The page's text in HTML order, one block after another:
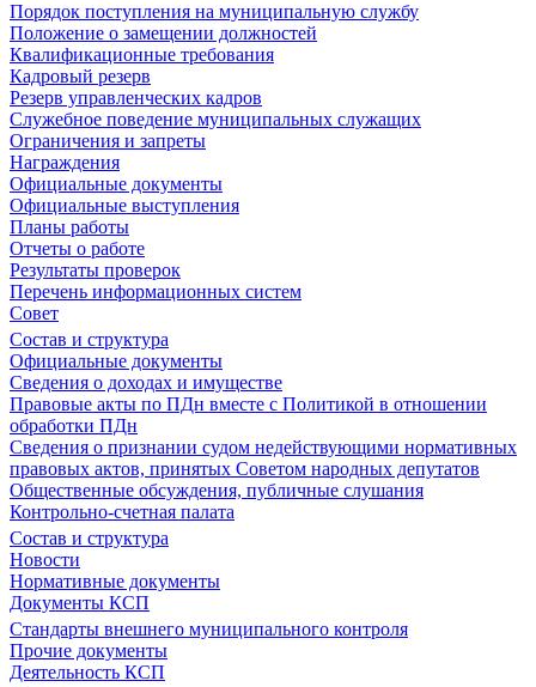
Порядок поступления на муниципальную службу
Положение о замещении должностей
Квалификационные требования
Кадровый резерв
Резерв управленческих кадров
Служебное поведение муниципальных служащих
Ограничения и запреты
Награждения
Официальные документы
Официальные выступления
Планы работы
Отчеты о работе
Результаты проверок
Перечень информационных систем
Совет
Состав и структура
Официальные документы
Сведения о доходах и имуществе
Правовые акты по ПДн вместе с Политикой в отношении
обработки ПДн
Сведения о признании судом недействующими нормативных
правовых актов, принятых Советом народных депутатов
Общественные обсуждения, публичные слушания
Контрольно-счетная палата
Состав и структура
Новости
Нормативные документы
Документы КСП
Стандарты внешнего муниципального контроля
Прочие документы
Деятельность КСП